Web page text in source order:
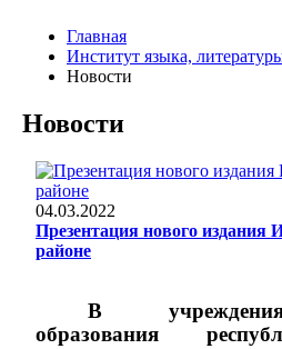
Главная
Институт языка,
Новости
Новости
04.03.2022
Презентация нового
районе
В
образования